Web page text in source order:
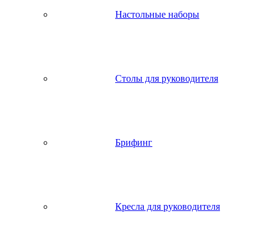
Настольные наборы
Столы для руководителя
Брифинг
Кресла для руководителя